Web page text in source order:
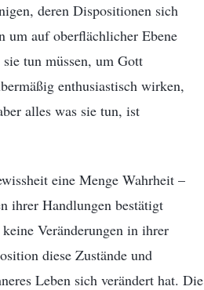
deren Dispositionen sich
um auf oberflächlicher Ebene
tun müssen, um Gott
enthusiastisch wirken,
alles was sie tun, ist
eine Menge Wahrheit –
ihrer Handlungen bestätigt
Veränderungen in ihrer
diese Zustände und
Leben sich verändert hat. Die